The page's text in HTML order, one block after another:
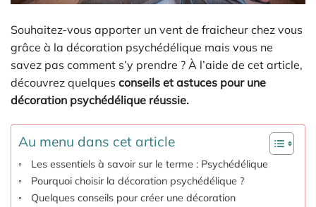
Souhaitez-vous apporter un vent de fraicheur chez vous
grâce à la décoration psychédélique mais vous ne
savez pas comment s’y prendre ? À l’aide de cet article,
découvrez quelques conseils et astuces pour une
décoration psychédélique réussie.
Au menu dans cet article
Les essentiels à savoir sur le terme : Psychédélique
Pourquoi choisir la décoration psychédélique ?
Quelques conseils pour créer une décoration